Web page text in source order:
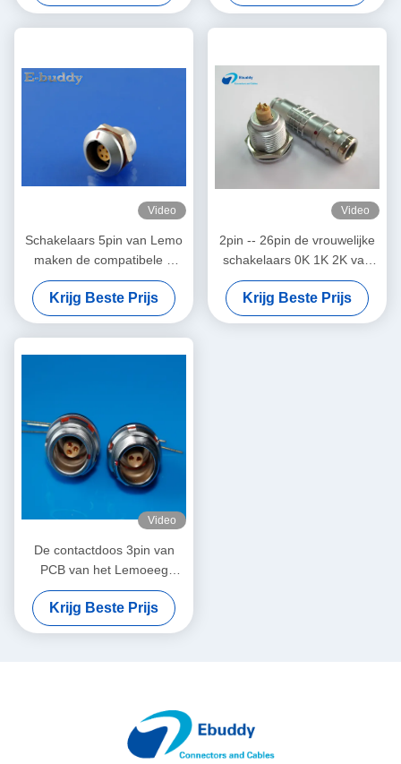
Video
Schakelaars 5pin van Lemo
maken de compatibele K
series cirkelschakelaarsei 0K
305 vrouwelijke waterdicht
contactdoos
Krijg Beste Prijs
Video
2pin -- 26pin de vrouwelijke
schakelaars 0K 1K 2K van
het contactdoosfgg EI
maken cirkelschakelaar
waterdicht
Krijg Beste Prijs
Video
De contactdoos 3pin van
PCB van het Lemoeeg
maakt cirkelschakelaar
geassembleerde
binnenvergaarbak waterdicht
Krijg Beste Prijs